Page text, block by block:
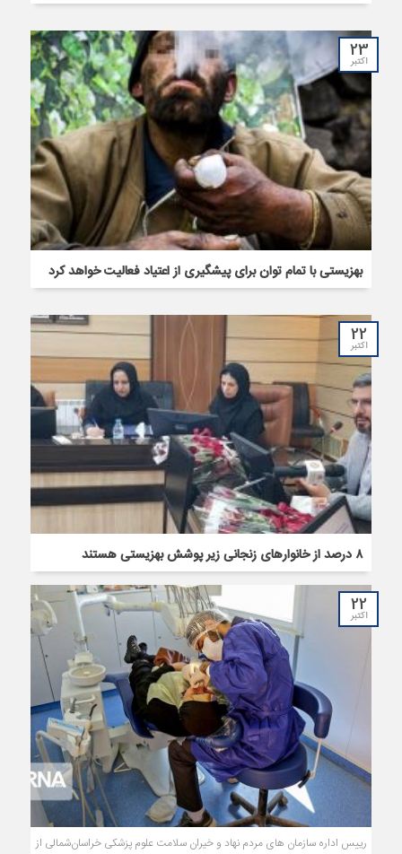
23
اکتبر
بهزیستی با تمام توان برای پیشگیری از اعتیاد فعالیت خواهد کرد
22
اکتبر
۸ درصد از خانوارهای زنجانی زیر پوشش بهزیستی هستند
22
اکتبر
رییس اداره سازمان های مردم نهاد و خیران سلامت علوم پزشکی خراسان‌شمالی از